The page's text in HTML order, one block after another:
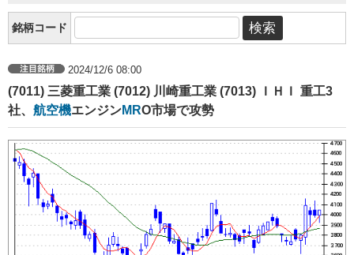
銘柄コード
2024/12/6 08:00
(7011) 三菱重工業 (7012) 川崎重工業 (7013) ＩＨＩ 重工3
社、 航空機エンジンMRO市場で攻勢